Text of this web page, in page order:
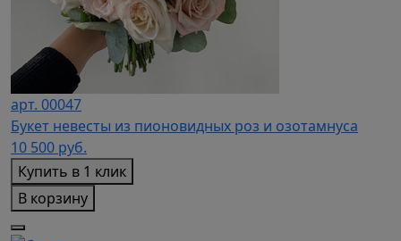
арт. 00047
Букет невесты из пионовидных роз и озотамнуса
10 500 руб.
Купить в 1 клик
В корзину